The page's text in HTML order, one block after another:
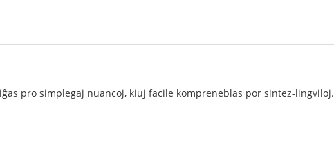
pro simplegaj nuancoj, kiuj facile kompreneblas por sintez-lingviloj.